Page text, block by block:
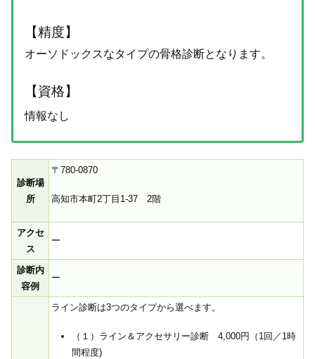
【精度】
オーソドックスなタイプの骨格診断となります。
【資格】
情報なし
診断場
所
〒780-0870
高知市本町2丁目1-37 2階
アクセ
ス
ー
診断内
容例
ー
ライン診断は3つのタイプから選べます。
（１）ライン＆アクセサリー診断 4,000円（1回／1時
間程度)